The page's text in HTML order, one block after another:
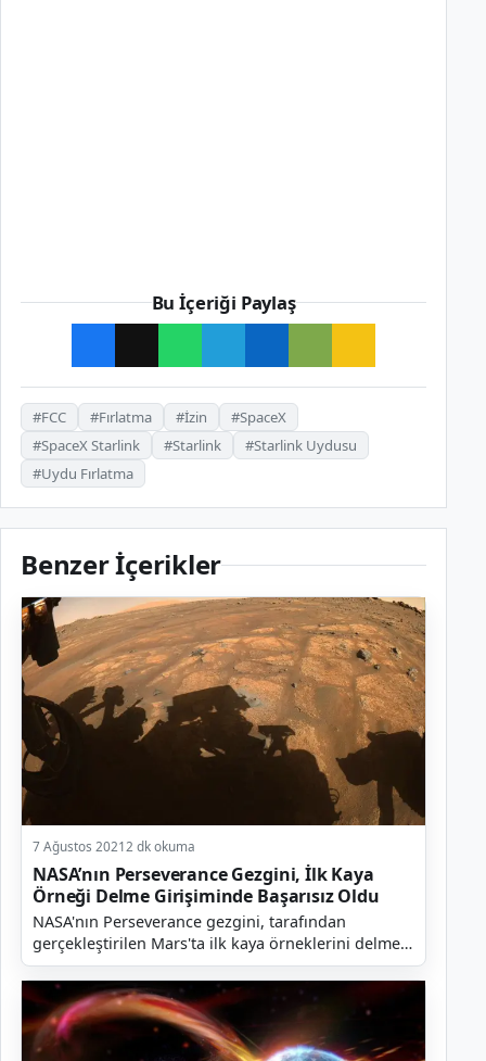
Bu İçeriği Paylaş
#FCC #Fırlatma #İzin
#SpaceX
#SpaceX Starlink
#Starlink
#Starlink Uydusu
#Uydu Fırlatma
Benzer İçerikler
7 Ağustos 20212 dk okuma
NASA’nın Perseverance Gezgini, İlk Kaya
Örneği Delme Girişiminde Başarısız Oldu
NASA'nın Perseverance gezgini, tarafından
gerçekleştirilen Mars'ta ilk kaya örneklerini delme
girişiminde başarısız olduğu açıklandı. Ayrıca
bunun bek...